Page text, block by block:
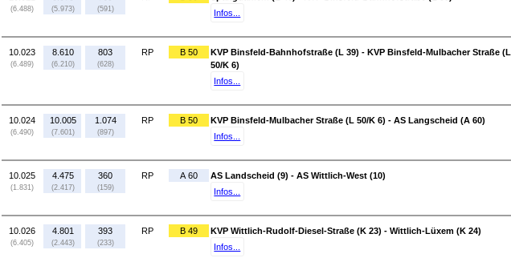
(6.488) (5.973) (591)
Infos...
10.023
(6.489)
8.610
(6.210)
803
(628)
RP B 50
KVP Binsfeld-Bahnhofstraße (L 39) - KVP Binsfeld-Mulbacher Straße (L
50/K 6)
Infos...
10.024
(6.490)
10.005
(7.601)
1.074
(897)
RP B 50
KVP Binsfeld-Mulbacher Straße (L 50/K 6) - AS Langscheid (A 60)
Infos...
10.025
(1.831)
4.475
(2.417)
360
(159)
RP A 60
AS Landscheid (9) - AS Wittlich-West (10)
Infos...
10.026
(6.405)
4.801
(2.443)
393
(233)
RP B 49
KVP Wittlich-Rudolf-Diesel-Straße (K 23) - Wittlich-Lüxem (K 24)
Infos...